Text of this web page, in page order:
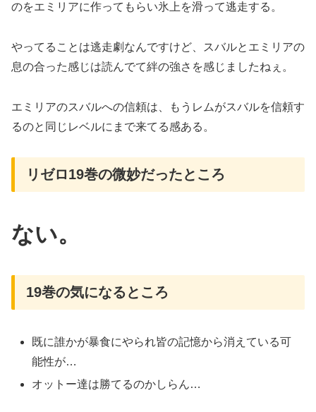
のをエミリアに作ってもらい氷上を滑って逃走する。
やってることは逃走劇なんですけど、スバルとエミリアの
息の合った感じは読んでて絆の強さを感じましたねぇ。
エミリアのスバルへの信頼は、もうレムがスバルを信頼す
るのと同じレベルにまで来てる感ある。
リゼロ19巻の微妙だったところ
ない。
19巻の気になるところ
既に誰かが暴食にやられ皆の記憶から消えている可
能性が…
オットー達は勝てるのかしらん…